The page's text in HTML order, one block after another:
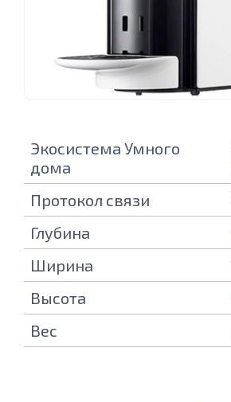
Экосистема Умного
дома
Протокол связи
Глубина
Ширина
Высота
Вес